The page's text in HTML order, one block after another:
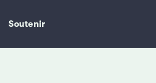
Soutenir